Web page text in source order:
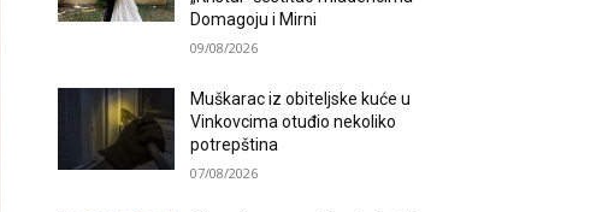
Domagoju i Mirni
09/08/2026
Muškarac iz obiteljske kuće u
Vinkovcima otuđio nekoliko
potrepština
07/08/2026